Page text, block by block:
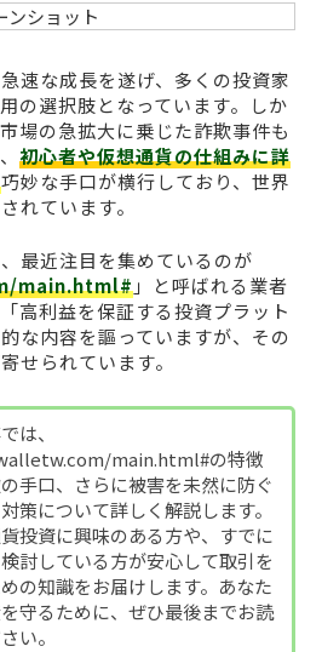
速な成長を遂げ、多くの投資家
の選択肢となっています。しか
場の急拡大に乗じた詐欺事件も
初心者や仮想通貨の仕組みに詳
巧妙な手口が横行しており、世界
れています。
最近注目を集めているのが
main.html#」と呼ばれる業者
高利益を保証する投資プラット
な内容を謳っていますが、その
せられています。
は、
main.html#の特徴
手口、さらに被害を未然に防ぐ
策について詳しく解説します。
投資に興味のある方や、すでに
討している方が安心して取引を
の知識をお届けします。あなた
守るために、ぜひ最後までお読
い。